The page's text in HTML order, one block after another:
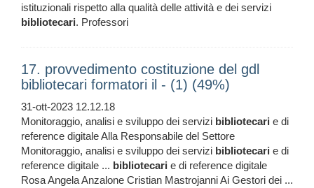
istituzionali rispetto alla qualità delle attività e dei servizi
bibliotecari. Professori
17. provvedimento costituzione del gdl
bibliotecari formatori il - (1) (49%)
31-ott-2023 12.12.18
Monitoraggio, analisi e sviluppo dei servizi bibliotecari e di
reference digitale Alla Responsabile del Settore
Monitoraggio, analisi e sviluppo dei servizi bibliotecari e di
reference digitale ... bibliotecari e di reference digitale
Rosa Angela Anzalone Cristian Mastrojanni Ai Gestori dei ...